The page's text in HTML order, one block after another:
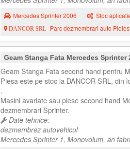
Mercedes Sprinter 2006 Stoc
DANCOR SRL Parc dezmembrari auto
Geam Stanga Fata Mercedes Sprinter
Geam Stanga Fata second hand pentru
Piesa este pe stoc la DANCOR SRL, din
.
Masini avariate sau piese second hand
dezmembrari Sprinter.
Date tehnice:
dezmembrez autovehicul
Mercedes Sprinter 1, Monovolum, an